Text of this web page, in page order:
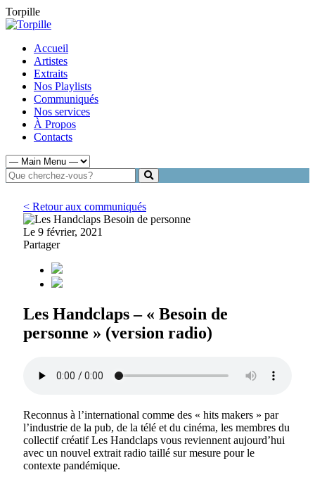
Torpille
Accueil
Artistes
Extraits
Nos Playlists
Communiqués
Nos services
À Propos
Contacts
< Retour aux communiqués
Le 9 février, 2021
Partager
Les Handclaps – « Besoin de
personne » (version radio)
Reconnus à l’international comme des « hits makers » par
l’industrie de la pub, de la télé et du cinéma, les membres du
collectif créatif Les Handclaps vous reviennent aujourd’hui
avec un nouvel extrait radio taillé sur mesure pour le
contexte pandémique.